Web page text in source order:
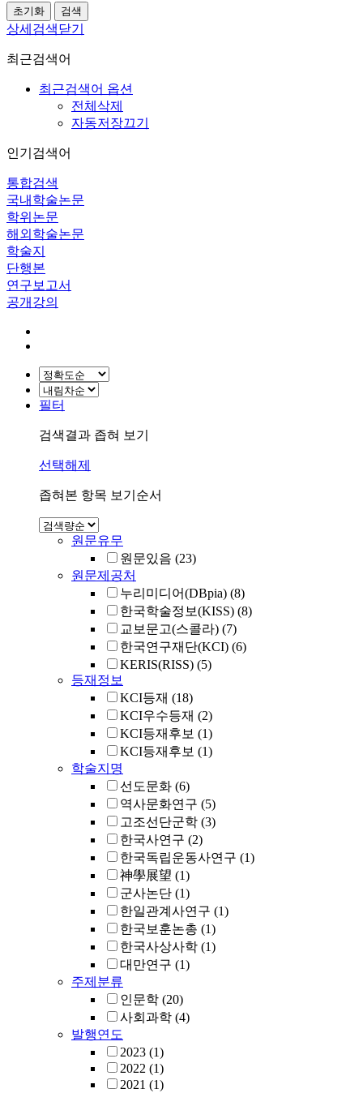
상세검색닫기
최근검색어
최근검색어 옵션
전체삭제
자동저장끄기
인기검색어
통합검색
국내학술논문
학위논문
해외학술논문
학술지
단행본
연구보고서
공개강의
필터
검색결과 좁혀 보기
선택해제
좁혀본 항목 보기순서
원문유무
원문있음 (23)
원문제공처
누리미디어(DBpia) (8)
한국학술정보(KISS) (8)
교보문고(스콜라) (7)
한국연구재단(KCI) (6)
KERIS(RISS) (5)
등재정보
KCI등재 (18)
KCI우수등재 (2)
KCI등재후보 (1)
KCI등재후보 (1)
학술지명
선도문화 (6)
역사문화연구 (5)
고조선단군학 (3)
한국사연구 (2)
한국독립운동사연구 (1)
神學展望 (1)
군사논단 (1)
한일관계사연구 (1)
한국보훈논총 (1)
한국사상사학 (1)
대만연구 (1)
주제분류
인문학 (20)
사회과학 (4)
발행연도
2023 (1)
2022 (1)
2021 (1)